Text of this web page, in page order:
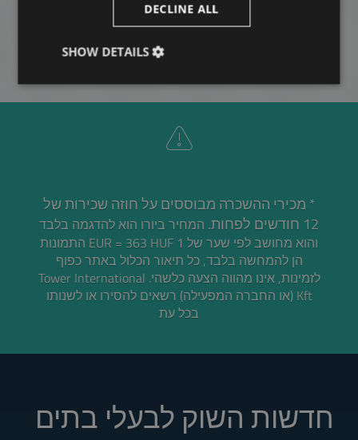
עוד
* מכירי ההשכרה מבוססים על חוזה שכירות של
12 חודשים לפחות.
המחיר ביורו הוא להדגמה בלבד
והוא מחושב לפי שער של 1 EUR = 363 HUF התמונות
הן להמחשה בלבד, כל תיאור הכלול באתר כפוף
לזמינות, אינו מהווה הצעה כלשהי. Tower International
Kft (או החברה המפעילה) רשאים להסירו או לשנותו
בכל עת
חדשות השוק לבעלי בתים
DECLINE ALL
SHOW DETAILS